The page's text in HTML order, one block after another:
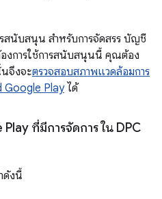
สนับสนุน สำหรับการจัดสรร บัญชี
งการใช้การสนับสนุนนี้ คุณต้อง
จึงจะตรวจสอบสภาพแวดล้อมการ
Google Playได้
ที่มีการจัดการ ใน DPC
ดังนี้